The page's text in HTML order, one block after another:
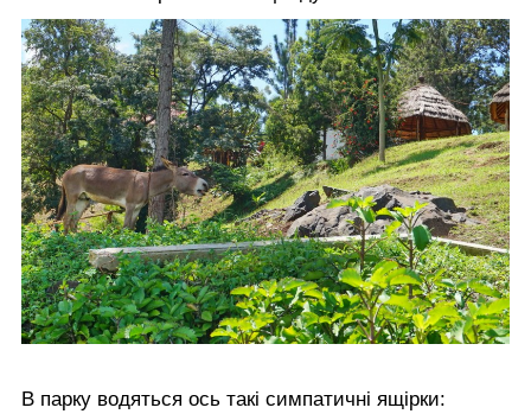
В парку водяться ось такі симпатичні ящірки: